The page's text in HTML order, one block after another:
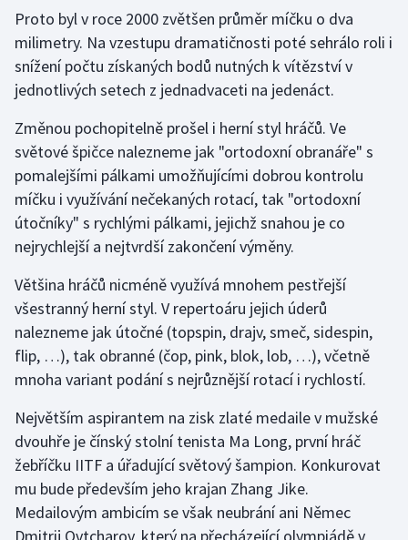
Proto byl v roce 2000 zvětšen průměr míčku o dva
milimetry. Na vzestupu dramatičnosti poté sehrálo roli i
snížení počtu získaných bodů nutných k vítězství v
jednotlivých setech z jednadvaceti na jedenáct.
Změnou pochopitelně prošel i herní styl hráčů. Ve
světové špičce nalezneme jak "ortodoxní obranáře" s
pomalejšími pálkami umožňujícími dobrou kontrolu
míčku i využívání nečekaných rotací, tak "ortodoxní
útočníky" s rychlými pálkami, jejichž snahou je co
nejrychlejší a nejtvrdší zakončení výměny.
Většina hráčů nicméně využívá mnohem pestřejší
všestranný herní styl. V repertoáru jejich úderů
nalezneme jak útočné (topspin, drajv, smeč, sidespin,
flip, …), tak obranné (čop, pink, blok, lob, …), včetně
mnoha variant podání s nejrůznější rotací i rychlostí.
Největším aspirantem na zisk zlaté medaile v mužské
dvouhře je čínský stolní tenista Ma Long, první hráč
žebříčku IITF a úřadující světový šampion. Konkurovat
mu bude především jeho krajan Zhang Jike.
Medailovým ambicím se však neubrání ani Němec